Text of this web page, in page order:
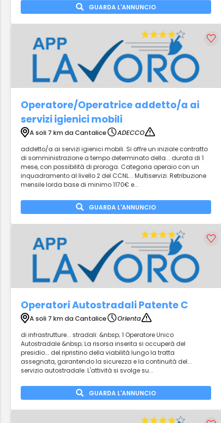
GUARDA L'ANNUNCIO
Operatore/Operatrice addetto/a ai
servizi igienici mobili
A soli 7 km da Cantalice
ADECCO
addetto/a ai servizi igienici mobili. Si offre un iniziale contratto
di somministrazione a tempo determinato della... durata di 1
mese, con possibilità di proroga. Categoria operaio con un
inquadramento al livello 2 del CCNL... Multiservizi. Retribuzione
mensile lorda base di minimo 1170€ e...
GUARDA L'ANNUNCIO
Operatori Autostradali Patente C
A soli 7 km da Cantalice
Orienta
di infrastrutture... stradali: &nbsp; 1 Operatore Unico
Autostradale &nbsp; La risorsa inserita si occuperà del
presidio... del ripristino della viabilità lungo la tratta
assegnata, garantendo la sicurezza e la continuità del...
servizio autostradale. L'attività si svolge su...
GUARDA L'ANNUNCIO